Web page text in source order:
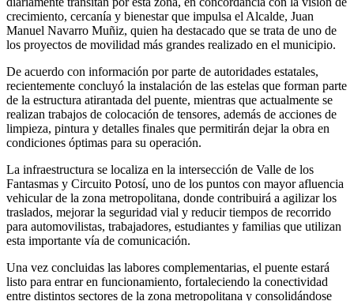
crecimiento, cercanía y bienestar que impulsa el Alcalde, Juan
Manuel Navarro Muñiz, quien ha destacado que se trata de uno de
los proyectos de movilidad más grandes realizado en el municipio.
De acuerdo con información por parte de autoridades estatales,
recientemente concluyó la instalación de las estelas que forman parte
de la estructura atirantada del puente, mientras que actualmente se
realizan trabajos de colocación de tensores, además de acciones de
limpieza, pintura y detalles finales que permitirán dejar la obra en
condiciones óptimas para su operación.
La infraestructura se localiza en la intersección de Valle de los
Fantasmas y Circuito Potosí, uno de los puntos con mayor afluencia
vehicular de la zona metropolitana, donde contribuirá a agilizar los
traslados, mejorar la seguridad vial y reducir tiempos de recorrido
para automovilistas, trabajadores, estudiantes y familias que utilizan
esta importante vía de comunicación.
Una vez concluidas las labores complementarias, el puente estará
listo para entrar en funcionamiento, fortaleciendo la conectividad
entre distintos sectores de la zona metropolitana y consolidándose